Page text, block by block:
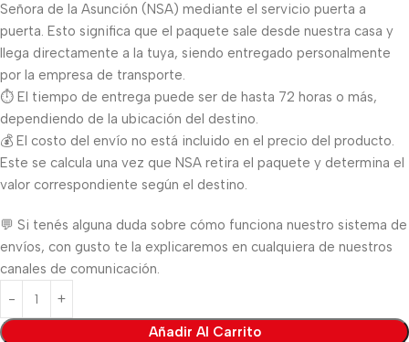
Señora de la Asunción (NSA) mediante el servicio puerta a
puerta. Esto significa que el paquete sale desde nuestra casa y
llega directamente a la tuya, siendo entregado personalmente
por la empresa de transporte.
⏱️ El tiempo de entrega puede ser de hasta 72 horas o más,
dependiendo de la ubicación del destino.
💰 El costo del envío no está incluido en el precio del producto.
Este se calcula una vez que NSA retira el paquete y determina el
valor correspondiente según el destino.
💬 Si tenés alguna duda sobre cómo funciona nuestro sistema de
envíos, con gusto te la explicaremos en cualquiera de nuestros
canales de comunicación.
Añadir Al Carrito